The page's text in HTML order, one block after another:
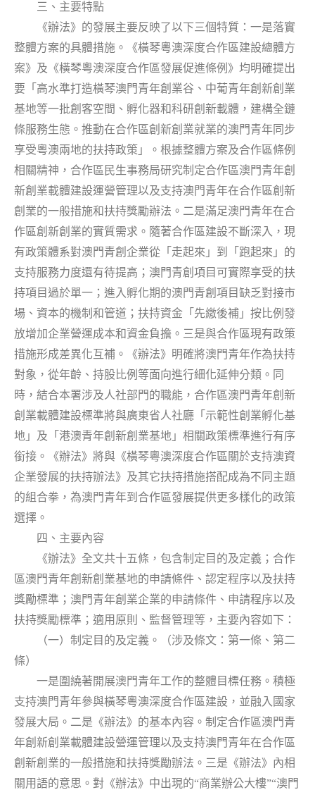
三、主要特點
《辦法》的發展主要反映了以下三個特質：一是落實
整體方案的具體措施。《橫琴粵澳深度合作區建設總體方
案》及《橫琴粵澳深度合作區發展促進條例》均明確提出
要「高水準打造橫琴澳門青年創業谷、中葡青年創新創業
基地等一批創客空間、孵化器和科研創新載體，建構全鏈
條服務生態。推動在合作區創新創業就業的澳門青年同步
享受粵澳兩地的扶持政策」。根據整體方案及合作區條例
相關精神，合作區民生事務局研究制定合作區澳門青年創
新創業載體建設運營管理以及支持澳門青年在合作區創新
創業的一般措施和扶持獎勵辦法。二是滿足澳門青年在合
作區創新創業的實質需求。隨著合作區建設不斷深入，現
有政策體系對澳門青創企業從「走起來」到「跑起來」的
支持服務力度還有待提高；澳門青創項目可實際享受的扶
持項目過於單一；進入孵化期的澳門青創項目缺乏對接市
場、資本的機制和管道；扶持資金「先繳後補」按比例發
放增加企業營運成本和資金負擔。三是與合作區現有政策
措施形成差異化互補。《辦法》明確將澳門青年作為扶持
對象，從年齡、持股比例等面向進行細化延伸分類。同
時，結合本署涉及人社部門的職能，合作區澳門青年創新
創業載體建設標準將與廣東省人社廳「示範性創業孵化基
地」及「港澳青年創新創業基地」相關政策標準進行有序
銜接。《辦法》將與《橫琴粵澳深度合作區關於支持澳資
企業發展的扶持辦法》及其它扶持措施搭配成為不同主題
的組合拳，為澳門青年到合作區發展提供更多樣化的政策
選擇。
四、主要內容
《辦法》全文共十五條，包含制定目的及定義；合作
區澳門青年創新創業基地的申請條件、認定程序以及扶持
獎勵標準；澳門青年創業企業的申請條件、申請程序以及
扶持獎勵標準；適用原則、監督管理等，主要內容如下：
（一）制定目的及定義。（涉及條文：第一條、第二
條）
一是圍繞著開展澳門青年工作的整體目標任務。積極
支持澳門青年參與橫琴粵澳深度合作區建設，並融入國家
發展大局。二是《辦法》的基本內容。制定合作區澳門青
年創新創業載體建設營運管理以及支持澳門青年在合作區
創新創業的一般措施和扶持獎勵辦法。三是《辦法》內相
關用語的意思。對《辦法》中出現的“商業辦公大樓”“澳門